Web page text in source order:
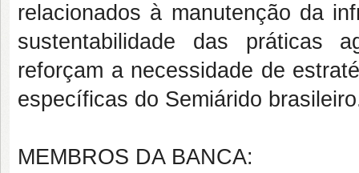
relacionados à manutenção da
sustentabilidade das práticas
reforçam a necessidade de
específicas do Semiárido
MEMBROS DA BANCA: